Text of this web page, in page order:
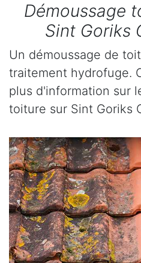
Démoussage
Sint Goriks
Un démoussage de
traitement hydrofuge.
plus d'information sur
toiture sur Sint Goriks